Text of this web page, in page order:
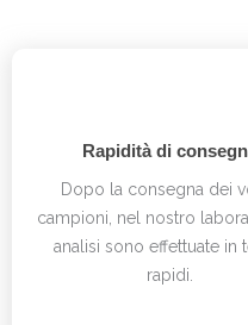
Rapidità di
Dopo la consegna dei
campioni, nel nostro
analisi sono effettuate in
rapidi.